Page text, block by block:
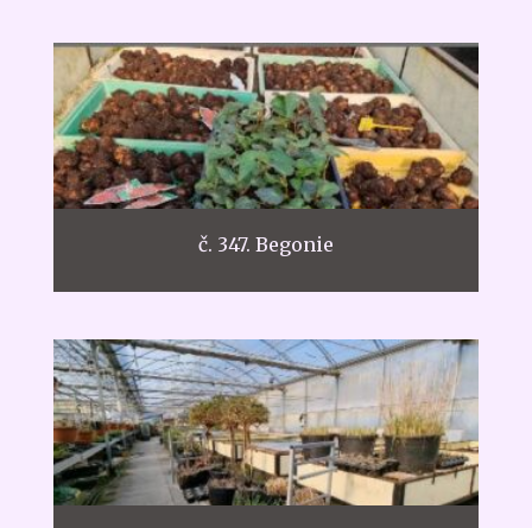
č. 347. Begonie